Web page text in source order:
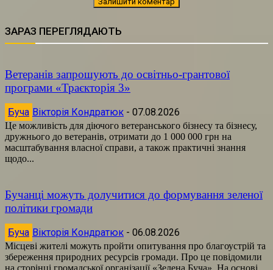
ЗАРАЗ ПЕРЕГЛЯДАЮТЬ
Ветеранів запрошують до освітньо-грантової
програми «Траєкторія 3»
Буча Вікторія Кондратюк - 07.08.2026
Це можливість для діючого ветеранського бізнесу та бізнесу,
дружнього до ветеранів, отримати до 1 000 000 грн на
масштабування власної справи, а також практичні знання
щодо...
Бучанці можуть долучитися до формування зеленої
політики громади
Буча Вікторія Кондратюк - 06.08.2026
Місцеві жителі можуть пройти опитування про благоустрій та
збереження природних ресурсів громади. Про це повідомили
на сторінці громадської організації «Зелена Буча». На основі